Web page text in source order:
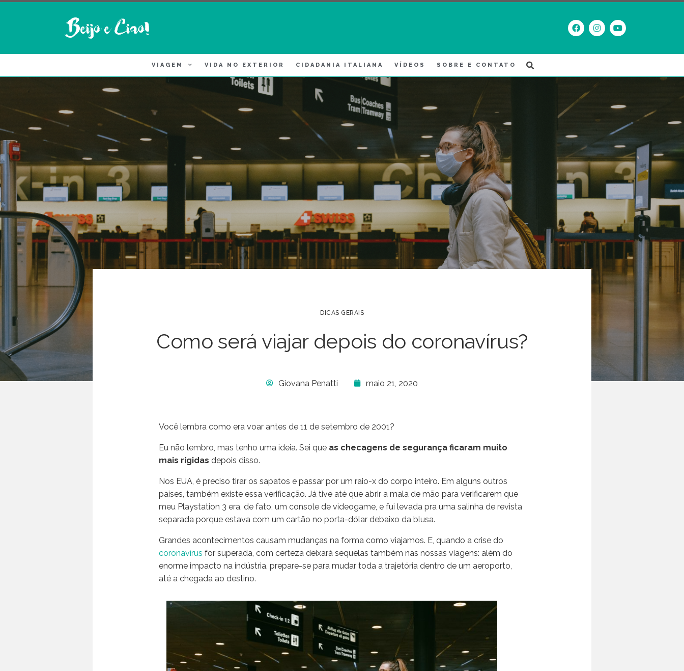
VIAGEM VIDA NO EXTERIOR CIDADANIA ITALIANA VÍDEOS SOBRE E CONTATO
DICAS GERAIS
Como será viajar depois do coronavírus?
Giovana Penatti maio 21, 2020
Você lembra como era voar antes de 11 de setembro de 2001?
Eu não lembro, mas tenho uma ideia. Sei que as checagens de segurança ficaram muito
mais rígidas depois disso.
Nos EUA, é preciso tirar os sapatos e passar por um raio-x do corpo inteiro. Em alguns outros
países, também existe essa verificação. Já tive até que abrir a mala de mão para verificarem que
meu Playstation 3 era, de fato, um console de videogame, e fui levada pra uma salinha de revista
separada porque estava com um cartão no porta-dólar debaixo da blusa.
Grandes acontecimentos causam mudanças na forma como viajamos. E, quando a crise do
coronavírus for superada, com certeza deixará sequelas também nas nossas viagens: além do
enorme impacto na indústria, prepare-se para mudar toda a trajetória dentro de um aeroporto,
até a chegada ao destino.